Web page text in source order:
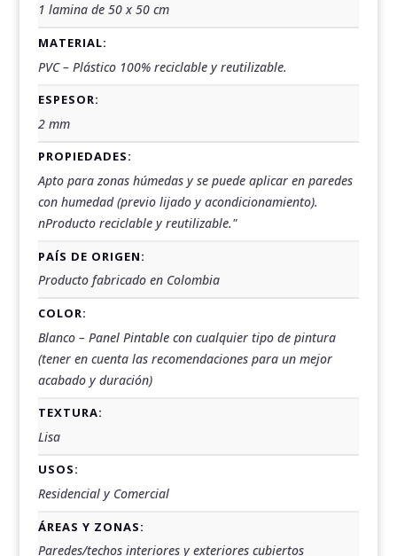
1 lamina de 50 x 50 cm
MATERIAL:
PVC – Plástico 100% reciclable y reutilizable.
ESPESOR:
2 mm
PROPIEDADES:
Apto para zonas húmedas y se puede aplicar en paredes
con humedad (previo lijado y acondicionamiento).
nProducto reciclable y reutilizable."
PAÍS DE ORIGEN:
Producto fabricado en Colombia
COLOR:
Blanco – Panel Pintable con cualquier tipo de pintura
(tener en cuenta las recomendaciones para un mejor
acabado y duración)
TEXTURA:
Lisa
USOS:
Residencial y Comercial
ÁREAS Y ZONAS:
Paredes/techos interiores y exteriores cubiertos